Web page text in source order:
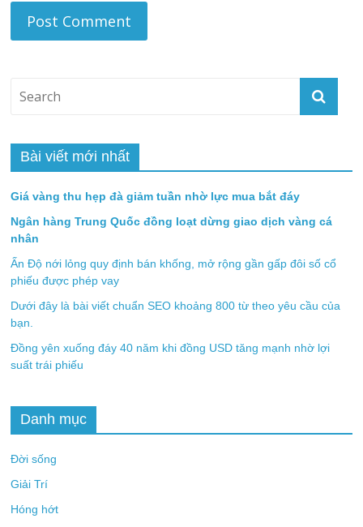
Bài viết mới nhất
Giá vàng thu hẹp đà giảm tuần nhờ lực mua bắt đáy
Ngân hàng Trung Quốc đồng loạt dừng giao dịch vàng cá
nhân
Ấn Độ nới lỏng quy định bán khống, mở rộng gần gấp đôi số cổ
phiếu được phép vay
Dưới đây là bài viết chuẩn SEO khoảng 800 từ theo yêu cầu của
bạn.
Đồng yên xuống đáy 40 năm khi đồng USD tăng mạnh nhờ lợi
suất trái phiếu
Danh mục
Đời sống
Giải Trí
Hóng hớt